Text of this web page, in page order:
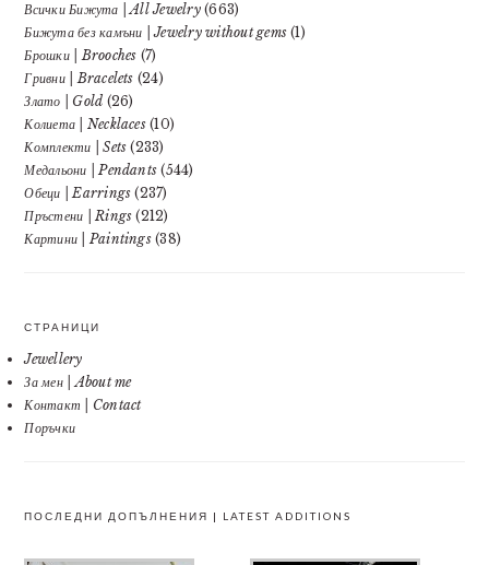
Всички Бижута | All Jewelry(663)
Бижута без камъни | Jewelry without gems (1)
Брошки | Brooches (7)
Гривни | Bracelets (24)
Злато | Gold (26)
Колиета | Necklaces(10)
Комплекти | Sets (233)
Медальони | Pendants (544)
Обеци | Earrings (237)
Пръстени | Rings (212)
Картини | Paintings(38)
СТРАНИЦИ
Jewellery
За мен | About me
Контакт | Contact
Поръчки
ПОСЛЕДНИ ДОПЪЛНЕНИЯ | LATEST ADDITIONS